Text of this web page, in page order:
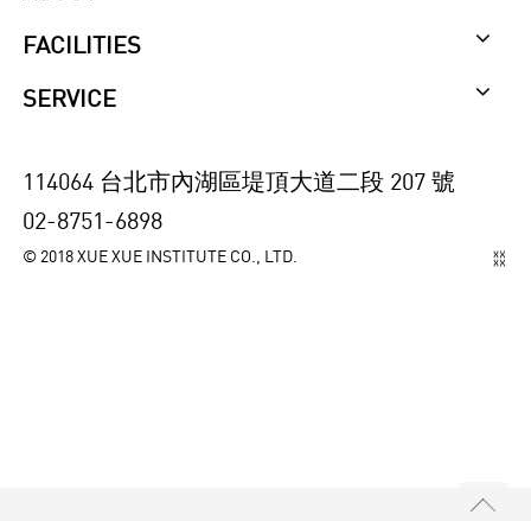
FACILITIES
SERVICE
114064 台北市內湖區堤頂大道二段 207 號
02-8751-6898
© 2018 XUE XUE INSTITUTE CO., LTD.